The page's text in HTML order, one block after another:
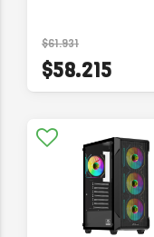
$61.931
$58.215